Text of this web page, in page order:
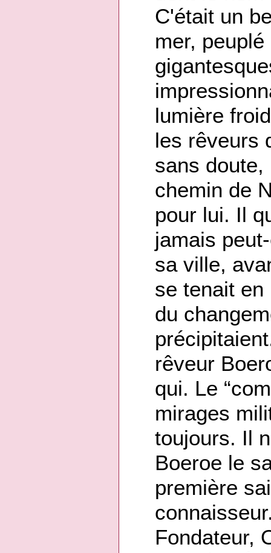
C'était un
mer,
lumière
les rêveurs
sans
chemin de
pour lui. Il
jamais
sa ville,
se tenait en
du
rêveur
qui. Le
mirages
toujours. Il
Boeroe le
première
Fondateur,